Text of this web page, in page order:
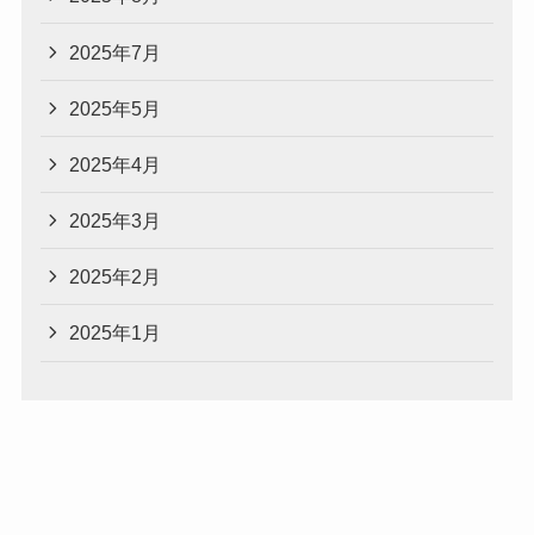
2025年7月
2025年5月
2025年4月
2025年3月
2025年2月
2025年1月